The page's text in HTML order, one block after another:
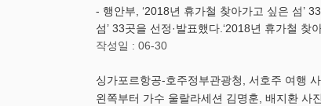
- 행안부, ‘2018년 휴가철 찾아가고 싶은 섬’
섬’ 33곳을 선정·발표했다.‘2018년 휴가철 찾
작성일 : 06-30
싱가포르항공-호주정부관광청, 서호주 여행
왼쪽부터 가수 울랄라세션 김명훈, 배지환 사